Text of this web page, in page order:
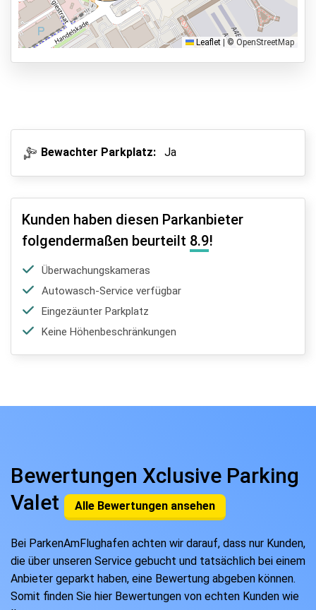
Shuttle Parken
Valet Parken
Leaflet © OpenStreetMap
Bewachter Parkplatz: Ja
Kunden haben diesen Parkanbieter
folgendermaßen beurteilt 8.9!
Überwachungskameras
Autowasch-Service verfügbar
Eingezäunter Parkplatz
Keine Höhenbeschränkungen
Bewertungen Xclusive Parking
Valet
Alle Bewertungen ansehen
Bei ParkenAmFlughafen achten wir darauf, dass nur Kunden,
die über unseren Service gebucht und tatsächlich bei einem
Anbieter geparkt haben, eine Bewertung abgeben können.
Somit finden Sie hier Bewertungen von echten Kunden wie